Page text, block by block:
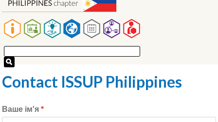
Main
navigation
Contact ISSUP Philippines
Ваше ім'я